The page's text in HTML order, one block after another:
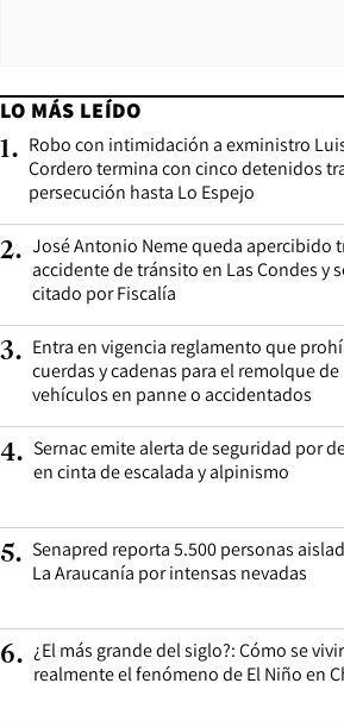
LO MÁS LEÍDO
1. Robo con intimidación a exministro
Cordero termina con cinco detenidos
persecución hasta Lo Espejo
2. José Antonio Neme queda apercibido
accidente de tránsito en Las Condes y
citado por Fiscalía
3. Entra en vigencia reglamento que
cuerdas y cadenas para el remolque de
vehículos en panne o accidentados
4. Sernac emite alerta de seguridad por
en cinta de escalada y alpinismo
5. Senapred reporta 5.500 personas
La Araucanía por intensas nevadas
6. ¿El más grande del siglo?: Cómo se
realmente el fenómeno de El Niño en